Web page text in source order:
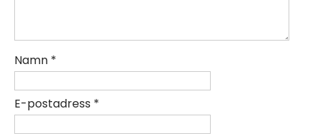
Namn *
E-postadress *